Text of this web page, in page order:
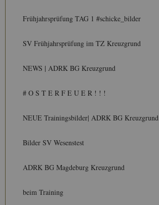
Frühjahrsprüfung TAG 1 #schicke_bilder
SV Frühjahrsprüfung im TZ Kreuzgrund
NEWS | ADRK BG Kreuzgrund
# O S T E R F E U E R ! ! !
NEUE Trainingsbilder| ADRK BG Kreuzgrund
Bilder SV Wesenstest
ADRK BG Magdeburg Kreuzgrund
beim Training